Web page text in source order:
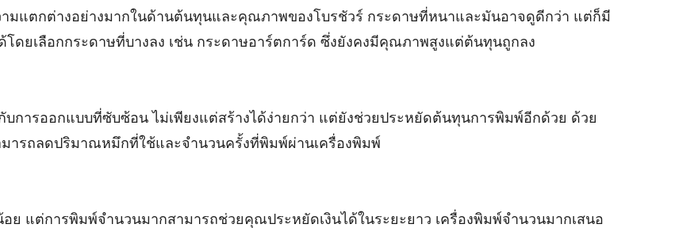
มแตกต่างอย่างมากในด้านต้นทุนและคุณภาพของโบรชัวร์ กระดาษที่หนาและมันอาจดูดีกว่า แต่ก็มี
ดยเลือกกระดาษที่บางลง เช่น กระดาษอาร์ตการ์ด ซึ่งยังคงมีคุณภาพสูงแต่ต้นทุนถูกลง
การออกแบบที่ซับซ้อน ไม่เพียงแต่สร้างได้ง่ายกว่า แต่ยังช่วยประหยัดต้นทุนการพิมพ์อีกด้วย ด้วย
ารถลดปริมาณหมึกที่ใช้และจำนวนครั้งที่พิมพ์ผ่านเครื่องพิมพ์
แต่การพิมพ์จำนวนมากสามารถช่วยคุณประหยัดเงินได้ในระยะยาว เครื่องพิมพ์จำนวนมากเสนอ